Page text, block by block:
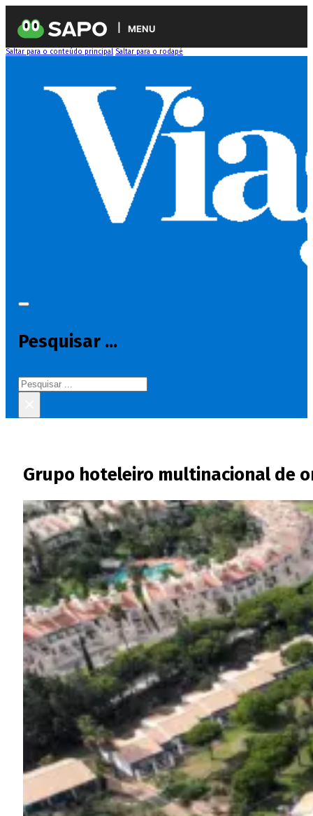
MENU
Saltar para o conteúdo principal Saltar para o rodapé
Pesquisar ...
Pesquisar
Grupo hoteleiro multinacional de